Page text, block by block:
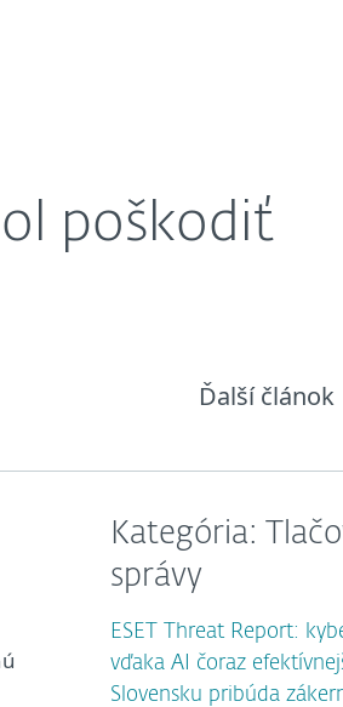
poškodiť
Ďalší článok
Kategória:
správy
ESET Threat Report:
vďaka AI čoraz
Slovensku pribúda